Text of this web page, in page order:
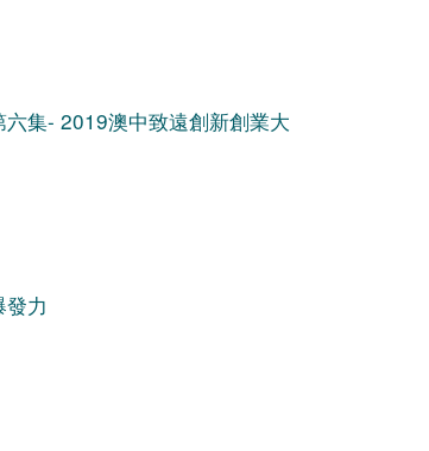
集- 2019澳中致遠創新創業大
力